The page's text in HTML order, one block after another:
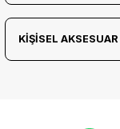
KİŞİSEL AKSESUAR